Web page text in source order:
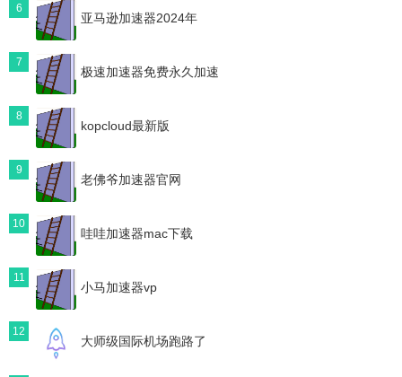
6
亚马逊加速器2024年
7
极速加速器免费永久加速
8
kopcloud最新版
9
老佛爷加速器官网
10
哇哇加速器mac下载
11
小马加速器vp
12
大师级国际机场跑路了